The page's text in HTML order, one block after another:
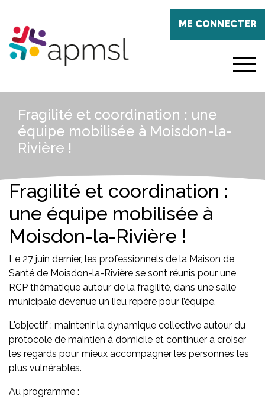
contenu
principal
ME CONNECTER
menu
Fragilité et coordination : une
équipe mobilisée à Moisdon-la-
Rivière !
Fragilité et coordination :
une équipe mobilisée à
Moisdon-la-Rivière !
Le 27 juin dernier, les professionnels de la Maison de
Santé de Moisdon-la-Rivière se sont réunis pour une
RCP thématique autour de la fragilité, dans une salle
municipale devenue un lieu repère pour l’équipe.
L'objectif : maintenir la dynamique collective autour du
protocole de maintien à domicile et continuer à croiser
les regards pour mieux accompagner les personnes les
plus vulnérables.
Au programme :